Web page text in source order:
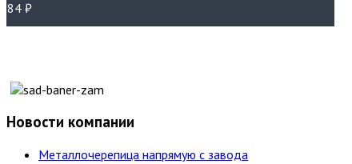
84 ₽
Новости компании
Металлочерепица напрямую с завода